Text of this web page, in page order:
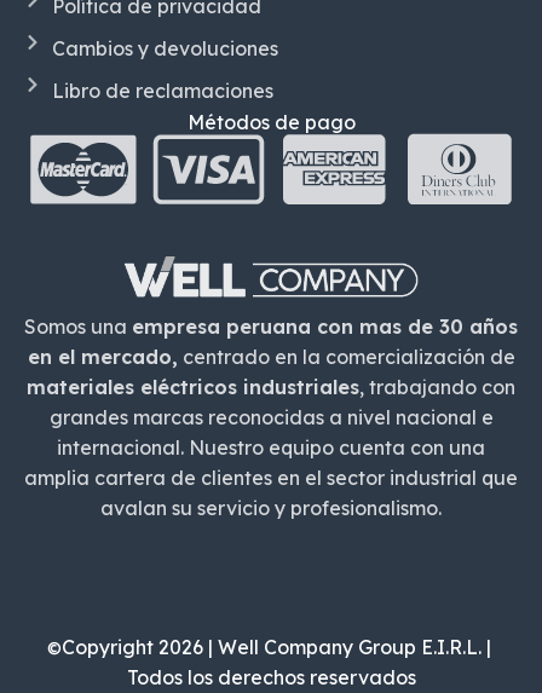
Política de privacidad
Cambios y devoluciones
Libro de reclamaciones
Métodos de pago
Somos una empresa peruana con mas de 30 años
en el mercado, centrado en la comercialización de
materiales eléctricos industriales, trabajando con
grandes marcas reconocidas a nivel nacional e
internacional. Nuestro equipo cuenta con una
amplia cartera de clientes en el sector industrial que
avalan su servicio y profesionalismo.
©Copyright 2026 | Well Company Group E.I.R.L. |
Todos los derechos reservados